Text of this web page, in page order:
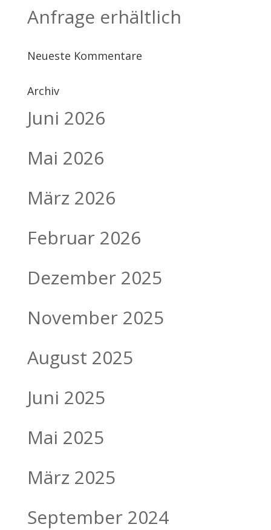
Anfrage erhältlich
Neueste Kommentare
Archiv
Juni 2026
Mai 2026
März 2026
Februar 2026
Dezember 2025
November 2025
August 2025
Juni 2025
Mai 2025
März 2025
September 2024